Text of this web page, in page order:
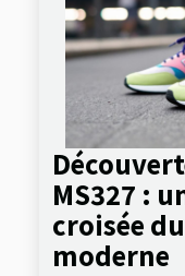
MS327 :
croisée
moderne